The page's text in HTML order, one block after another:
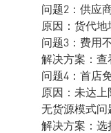
问题2：供应
原因：货代
问题3：费用
解决方案：查
问题4：首店
原因：未达上
无货源模式
解决方案：选